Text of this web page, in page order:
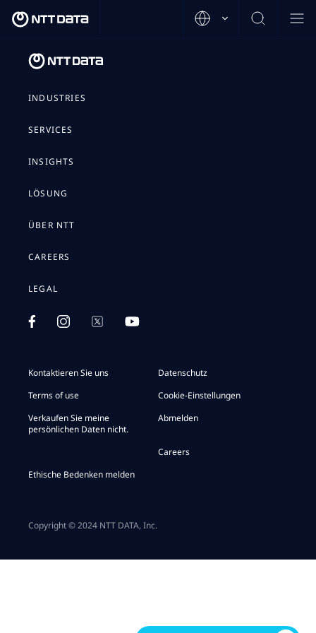
INDUSTRIES
SERVICES
INSIGHTS
LÖSUNG
ÜBER NTT
CAREERS
LEGAL
Kontaktieren Sie uns
Datenschutz
Terms of use
Cookie-Einstellungen
Verkaufen Sie meine
persönlichen Daten nicht.
Abmelden
Careers
Ethische Bedenken melden
Copyright © 2024 NTT DATA, Inc.